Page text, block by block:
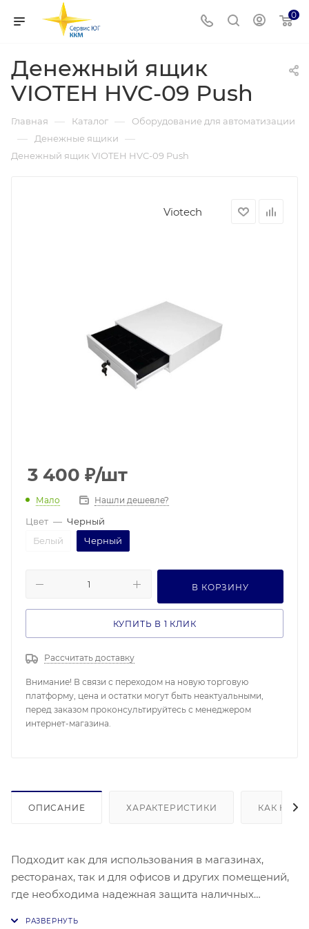
0
Денежный ящик
VIOTEH HVC-09 Рush
Главная — Каталог — Оборудование для автоматизации
— Денежные ящики —
Денежный ящик VIOTEH HVC-09 Рush
Viotech
3 400 ₽/шт
Мало Нашли дешевле?
Цвет — Черный
Белый
Черный
В КОРЗИНУ
КУПИТЬ В 1 КЛИК
Рассчитать доставку
Внимание! В связи с переходом на новую торговую
платформу, цена и остатки могут быть неактуальными,
перед заказом проконсультируйтесь с менеджером
интернет-магазина.
ОПИСАНИЕ ХАРАКТЕРИСТИКИ КАК
Подходит как для использования в магазинах,
ресторанах, так и для офисов и других помещений,
где необходима надежная защита наличных